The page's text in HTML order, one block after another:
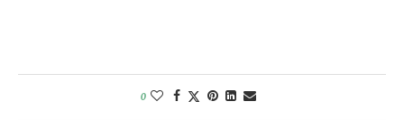
0